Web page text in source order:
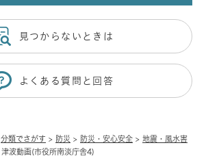
分類でさがす > 防災 > 防災・安心安全 > 地震・風水害
津波動画(市役所南淡庁舎4)
見つからないときは
よくある質問と回答